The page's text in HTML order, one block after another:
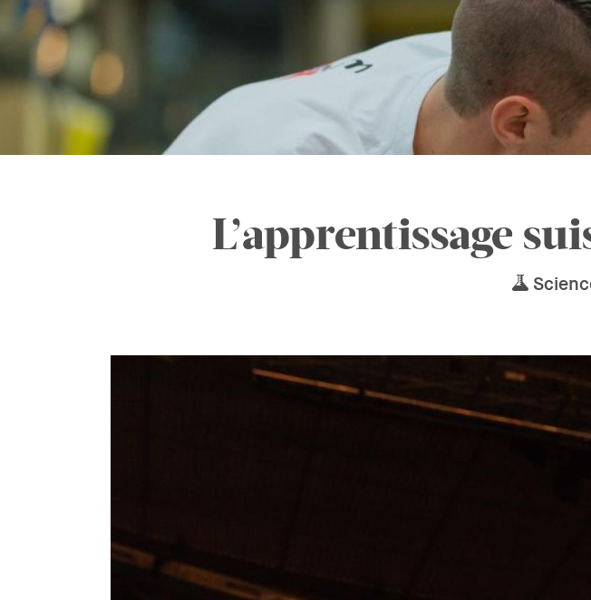
L’apprentissage